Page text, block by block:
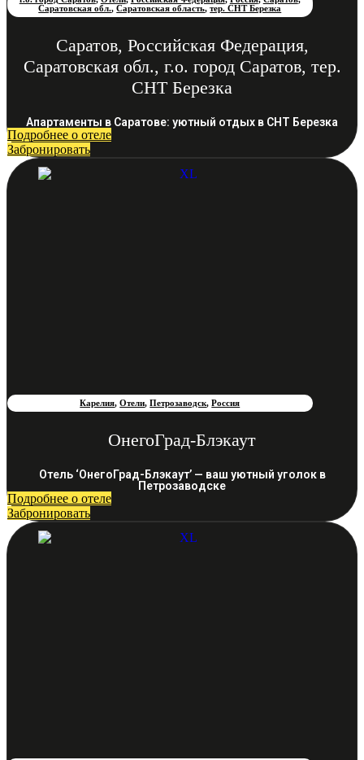
Саратовская обл.,Саратовская область,тер. СНТ Березка
Саратов, Российская Федерация,
Саратовская обл., г.о. город Саратов, тер.
СНТ Березка
Апартаменты в Саратове: уютный отдых в СНТ Березка
Подробнее о отеле
Забронировать
Карелия,Отели,Петрозаводск,Россия
ОнегоГрад-Блэкаут
Отель ‘ОнегоГрад-Блэкаут’ — ваш уютный уголок в
Петрозаводске
Подробнее о отеле
Забронировать